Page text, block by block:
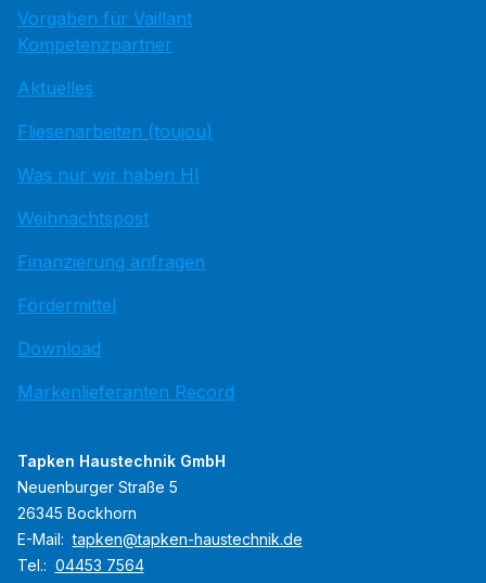
Vorgaben für Vaillant
Kompetenzpartner
Aktuelles
Fliesenarbeiten (toujou)
Was nur wir haben HI
Weihnachtspost
Finanzierung anfragen
Fördermittel
Download
Markenlieferanten Record
Tapken Haustechnik GmbH
Neuenburger Straße 5
26345 Bockhorn
E-Mail: tapken@tapken-haustechnik.de
Tel.: 04453 7564